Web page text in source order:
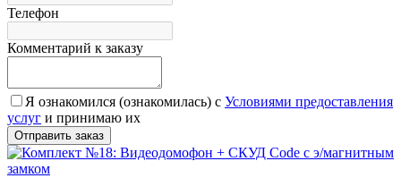
Телефон
Комментарий к заказу
Я ознакомился (ознакомилась) с Условиями предоставления
услуг и принимаю их